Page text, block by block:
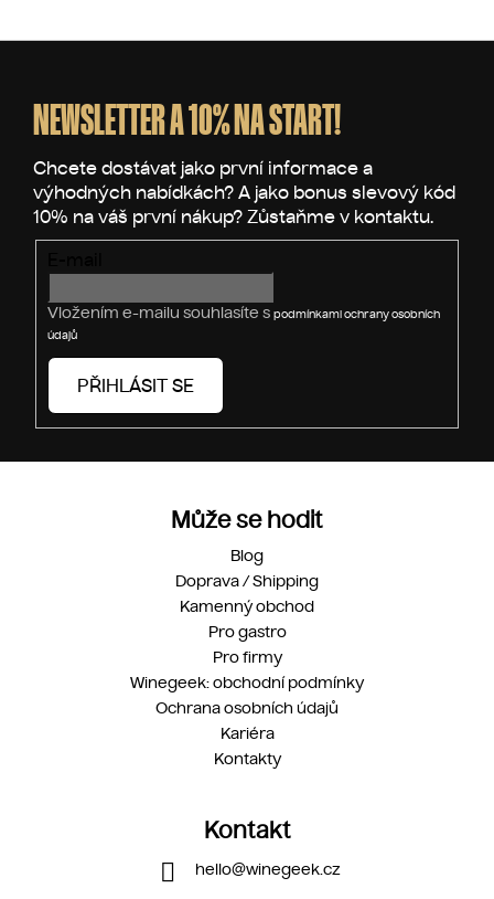
NEWSLETTER A 10% NA START!
Vložením e-mailu souhlasíte s podmínkami ochrany osobních
údajů
PŘIHLÁSIT SE
Může se hodit
Blog
Doprava / Shipping
Kamenný obchod
Pro gastro
Pro firmy
Winegeek: obchodní podmínky
Ochrana osobních údajů
Kariéra
Kontakty
Kontakt
hello@winegeek.cz